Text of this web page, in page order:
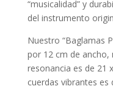
“musicalidad” y
del instrumento
Nuestro “Baglamas
por 12 cm de ancho,
resonancia es de 21
cuerdas vibrantes es